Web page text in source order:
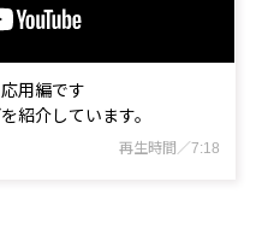
用編です
紹介しています。
再生時間／7:18